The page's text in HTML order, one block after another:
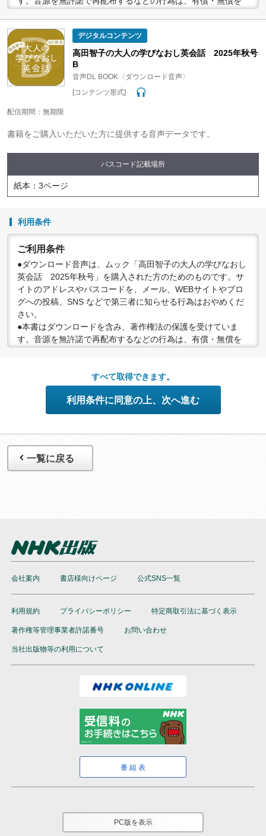
●配信の方法やコンテンツの中身については、事前の告知なく
変更する場合がありますので、あらかじめご了承ください。
デジタルコンテンツ
高田智子の大人の学びなおし英会話 2025年秋号
B
音声DL BOOK〈ダウンロード音声〉
[コンテンツ形式]
配信期間：無期限
書籍をご購入いただいた方に提供する音声データです。
パスコード記載場所
紙本：3ページ
利用条件
ご利用条件
●ダウンロード音声は、ムック「高田智子の大人の学びなおし
英会話 2025年秋号」を購入された方のためのものです。サ
イトのアドレスやパスコードを、メール、WEBサイトやブロ
グへの投稿、SNS などで第三者に知らせる行為はおやめくだ
さい。
●本書はダウンロードを含み、著作権法の保護を受けていま
す。音源を無許諾で再配布するなどの行為は、有償・無償を
●配信の方法やコンテンツの中身については、事前の告知なく
変更する場合がありますので、あらかじめご了承ください。
すべて取得できます。
利用条件に同意の上、次へ進む
一覧に戻る
会社案内 書店様向けページ 公式SNS一覧
利用規約 プライバシーポリシー 特定商取引法に基づく表示
著作権等管理事業者許諾番号 お問い合わせ
当社出版物等の利用について
番組表
PC版を表示